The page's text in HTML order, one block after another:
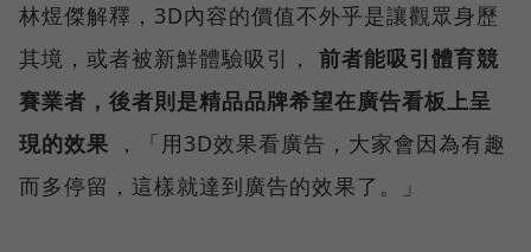
林煜傑解釋，3D內容的價值不外乎是讓觀眾身歷
其境，或者被新鮮體驗吸引， 前者能吸引體育競
賽業者，後者則是精品品牌希望在廣告看板上呈
現的效果 ，「用3D效果看廣告，大家會因為有趣
而多停留，這樣就達到廣告的效果了。」